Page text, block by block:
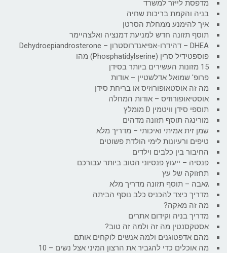
מדפסת לייזר למשרד
בניה והקמת בריכות שחיה
איך להימנע ממחלת הסרטן
תוסף תזונה חדש למניעת דמנציה ואלצהיימר
DHEA – דהידרו-אפיאנדרוסטרון – Dehydroepiandrosterone
פוספטידיל סרין (Phosphatidylserine) מהו
15 מזונות העשירים ביותר בסידן
פרופ' שמואל אדלשטיין – אודות
מה זה אוסטאופורוזיס או בריחת סידן
אוסטיאופורוזיס – אודות המחלה
תוספי סידן וויטמין D מומלץ
מורינגה תוסף תזונה מדהים
שמן זית אמיתי ואיכותי – מדריך מלא
טיפים ורעיונות לימי הולדת פשוטים
החיבור בין כלבים וילדים
פנסיה – ייעוץ פנסיוני הטוב ביותר עבורכם
תחזוקה של עץ
גאבה – תוסף תזונה מדריך מלא
מדריך כיצד להכניס כלב נוסף הביתה
מה זה מאקה?
מדריך בניה וקידום אתרים
אסטקסנטין מה זה ולמה זה טוב?
מהם אדפטוגנים ולמה אנשים לוקחים אותם
מה אוכלים כדי להגביר את הרצון המיני אצל נשים – 10